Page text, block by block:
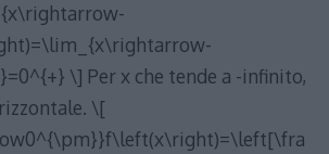
\] Per x che tende a -infinito,
\[